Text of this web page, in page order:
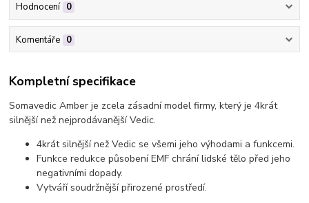
Hodnocení 0
Komentáře 0
Kompletní specifikace
Somavedic Amber je zcela zásadní model firmy, který je 4krát
silnější než nejprodávanější Vedic.
4krát silnější než Vedic se všemi jeho výhodami a funkcemi.
Funkce redukce působení EMF chrání lidské tělo před jeho
negativními dopady.
Vytváří soudržnější přirozené prostředí.